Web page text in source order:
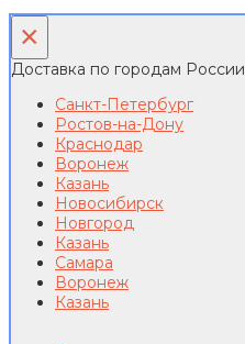
×
Доставка по городам России
Санкт-Петербург
Ростов-на-Дону
Краснодар
Воронеж
Казань
Новосибирск
Новгород
Казань
Самара
Воронеж
Казань